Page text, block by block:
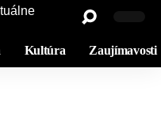
Kultúra Zaujímavosti